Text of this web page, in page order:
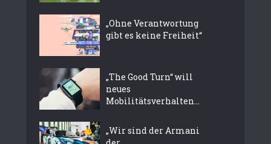
„Ohne Verantwortung
gibt es keine Freiheit“
„The Good Turn“ will
neues
Mobilitätsverhalten...
„Wir sind der Armani